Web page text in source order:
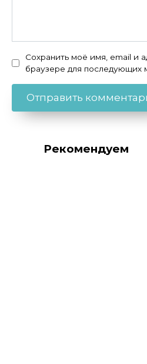
Сохранить моё имя, email и
браузере для последующих
Рекомендуем